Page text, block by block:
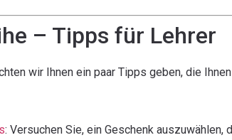
– Tipps für Lehrer
wir Ihnen ein paar Tipps geben, die
: Versuchen Sie, ein Geschenk auszuwählen,